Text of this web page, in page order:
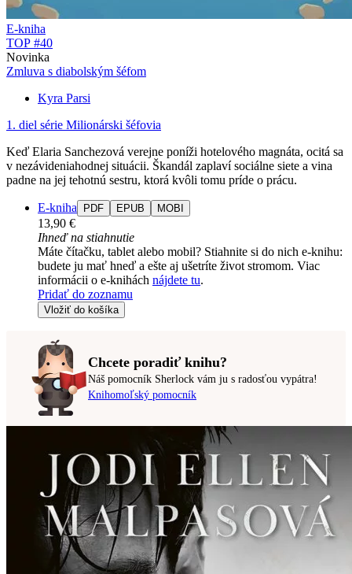
E-kniha
TOP #40
Novinka
Zmluva s diabolským šéfom
Kyra Parsi
1. diel série Milionárski šéfovia
Keď Elaria Sanchezová verejne poníži hotelového magnáta, ocitá sa
v nezávideniahodnej situácii. Škandál zaplaví sociálne siete a vina
padne na jej tehotnú sestru, ktorá kvôli tomu príde o prácu.
E-kniha PDF EPUB MOBI
13,90 €
Ihneď na stiahnutie
Máte čítačku, tablet alebo mobil? Stiahnite si do nich e-knihu:
budete ju mať hneď a ešte aj ušetríte život stromom. Viac
informácii o e-knihách nájdete tu.
Pridať do zoznamu
Vložiť do košíka
Chcete poradiť knihu?
Náš pomocník Sherlock vám ju s radosťou vypátra!
Knihomoľský pomocník